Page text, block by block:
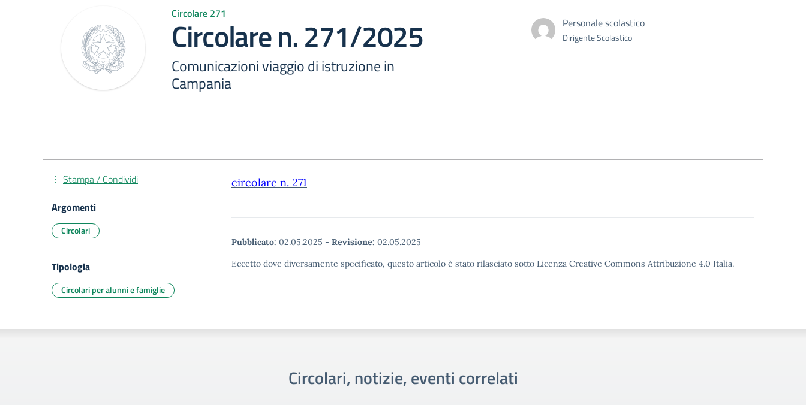
Circolare 271
Circolare n. 271/2025
Comunicazioni viaggio di istruzione in
Campania
Personale scolastico
Dirigente Scolastico
circolare n. 271
Pubblicato: 02.05.2025 - Revisione: 02.05.2025
Eccetto dove diversamente specificato, questo articolo è stato rilasciato sotto Licenza Creative Commons Attribuzione 4.0 Italia.
Stampa / Condividi
Argomenti
Circolari
Tipologia
Circolari per alunni e famiglie
Circolari, notizie, eventi correlati